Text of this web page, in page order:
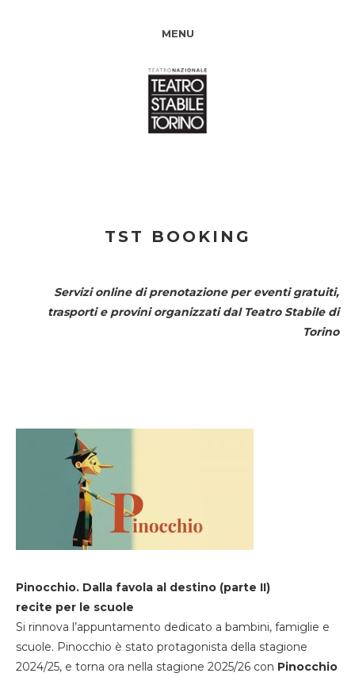
MENU
TST BOOKING
Servizi online di prenotazione per eventi gratuiti,
trasporti e provini organizzati dal Teatro Stabile di
Torino
Pinocchio. Dalla favola al destino (parte II)
recite per le scuole
Si rinnova l’appuntamento dedicato a bambini, famiglie e
scuole. Pinocchio è stato protagonista della stagione
2024/25, e torna ora nella stagione 2025/26 con Pinocchio